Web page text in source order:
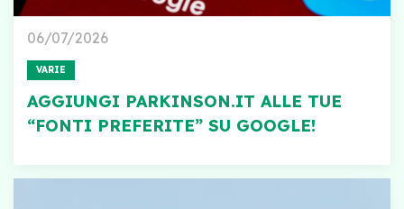
06/07/2026
VARIE
AGGIUNGI PARKINSON.IT ALLE TUE
“FONTI PREFERITE” SU GOOGLE!